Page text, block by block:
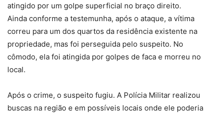
atingido por um golpe superficial no braço direito.
Ainda conforme a testemunha, após o ataque, a vítima
correu para um dos quartos da residência existente na
propriedade, mas foi perseguida pelo suspeito. No
cômodo, ela foi atingida por golpes de faca e morreu no
local.
Após o crime, o suspeito fugiu. A Polícia Militar realizou
buscas na região e em possíveis locais onde ele poderia